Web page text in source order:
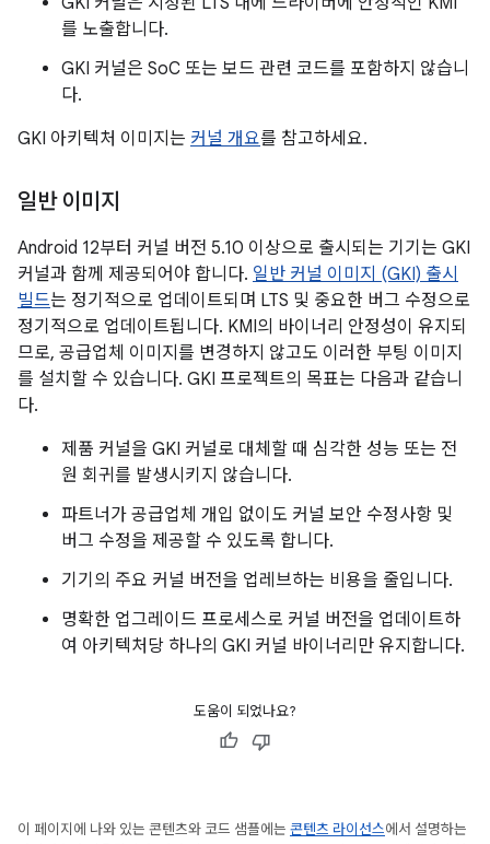
를 노출합니다.
GKI 커널은 SoC 또는 보드 관련 코드를 포함하지 않습니
다.
GKI 아키텍처 이미지는 커널 개요를 참고하세요.
일반 이미지
Android 12부터 커널 버전 5.10 이상으로 출시되는 기기는 GKI
커널과 함께 제공되어야 합니다. 일반 커널 이미지 (GKI) 출시
빌드는 정기적으로 업데이트되며 LTS 및 중요한 버그 수정으로
정기적으로 업데이트됩니다. KMI의 바이너리 안정성이 유지되
므로, 공급업체 이미지를 변경하지 않고도 이러한 부팅 이미지
를 설치할 수 있습니다. GKI 프로젝트의 목표는 다음과 같습니
다.
제품 커널을 GKI 커널로 대체할 때 심각한 성능 또는 전
원 회귀를 발생시키지 않습니다.
파트너가 공급업체 개입 없이도 커널 보안 수정사항 및
버그 수정을 제공할 수 있도록 합니다.
기기의 주요 커널 버전을 업레브하는 비용을 줄입니다.
명확한 업그레이드 프로세스로 커널 버전을 업데이트하
여 아키텍처당 하나의 GKI 커널 바이너리만 유지합니다.
도움이 되었나요?
이 페이지에 나와 있는 콘텐츠와 코드 샘플에는 콘텐츠 라이선스에서 설명하는